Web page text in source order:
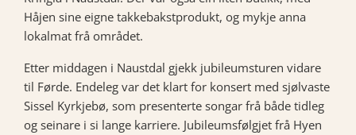
Håjen sine eigne takkebakstprodukt, og mykje anna
lokalmat frå området.
Etter middagen i Naustdal gjekk jubileumsturen vidare
til Førde. Endeleg var det klart for konsert med sjølvaste
Sissel Kyrkjebø, som presenterte songar frå både tidleg
og seinare i si lange karriere. Jubileumsfølgjet frå Hyen